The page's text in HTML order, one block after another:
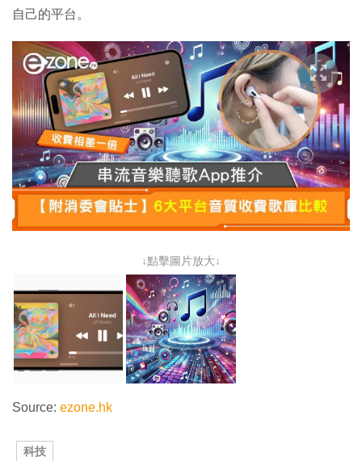
自己的平台。
↓點擊圖片放大↓
Source: ezone.hk
科技